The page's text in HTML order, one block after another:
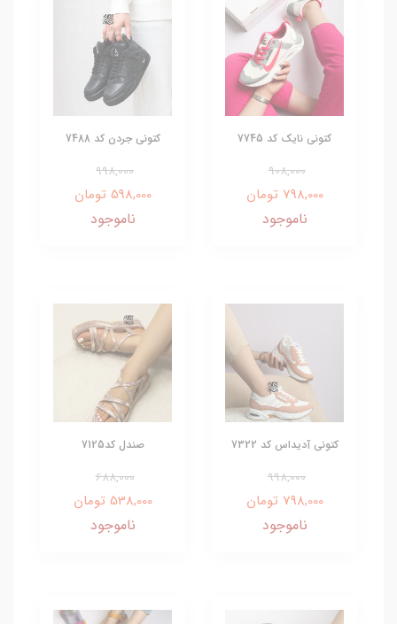
کتونی نایک کد 7745
908,000
798,000 تومان
ناموجود
کتونی جردن کد 7488
998,000
598,000 تومان
ناموجود
کتونی آدیداس کد 7322
998,000
798,000 تومان
ناموجود
صندل کد7125
688,000
538,000 تومان
ناموجود